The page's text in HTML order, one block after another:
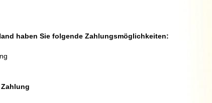
haben Sie folgende Zahlungsmöglichkeiten: